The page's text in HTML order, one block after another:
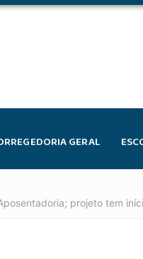
GERAL
projeto tem